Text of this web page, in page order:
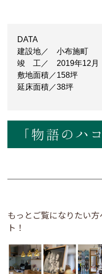
DATA
建設地／ 小布施町
竣 工／ 2019年12月
敷地面積／158坪
延床面積／38坪
もっとご覧になりたい
ト！